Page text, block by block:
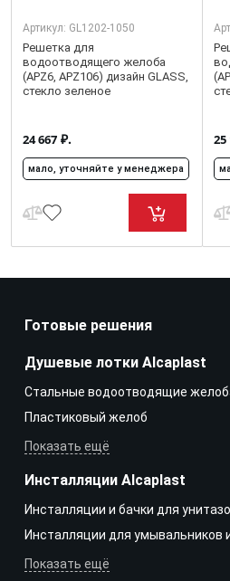
Артикул: GL1202-1050
Решетка для
водоотводящего желоба
(APZ6, APZ106) дизайн GLASS,
стекло зеленое
24 667 ₽.
мало, уточняйте у менеджера
25
Готовые решения
Душевые лотки Alcaplast
Стальные водоотводящие
Пластиковый желоб
Показать ещё
Инсталляции Alcaplast
Инсталляции и бачки для
Инсталляции для умывальников
Показать ещё